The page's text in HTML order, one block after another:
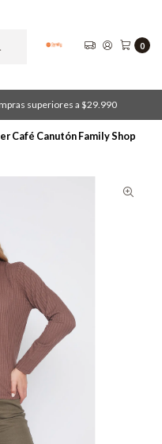
0
superiores a $29.990
Café Canutón Family Shop